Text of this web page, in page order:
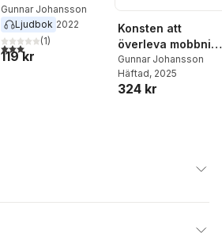
Svensson,Magnus
Tideman,Karin Weman
Josefsson,
Ziegert
Gunnar Johansson
Ljudbok 2022
3,0utav 5 stjärnor. Totalt antal röster:
(1)
119 kr
Konsten att
överleva
: att gå vidare när
jobbet brutit ner
dig
Gunnar Johansson
Häftad, 2025
324 kr